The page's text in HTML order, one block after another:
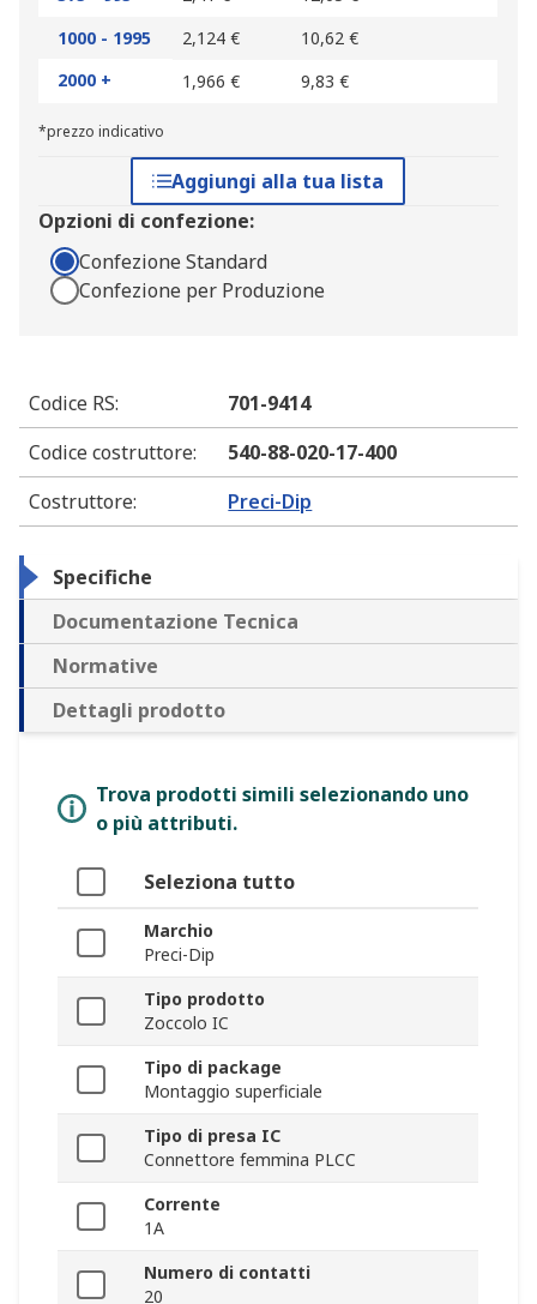
1000 - 1995
2,124 €
10,62 €
2000 +
1,966 € 9,83 €
*prezzo indicativo
Aggiungi alla tua lista
Opzioni di confezione:
Confezione Standard
Confezione per Produzione
Codice RS:
701-9414
Codice costruttore:
540-88-020-17-400
Costruttore: Preci-Dip
Specifiche
Documentazione Tecnica
Normative
Dettagli prodotto
Trova prodotti simili selezionando uno
o più attributi.
Seleziona tutto
Marchio
Preci-Dip
Tipo prodotto
Zoccolo IC
Tipo di package
Montaggio superficiale
Tipo di presa IC
Connettore femmina PLCC
Corrente
1A
Numero di contatti
20